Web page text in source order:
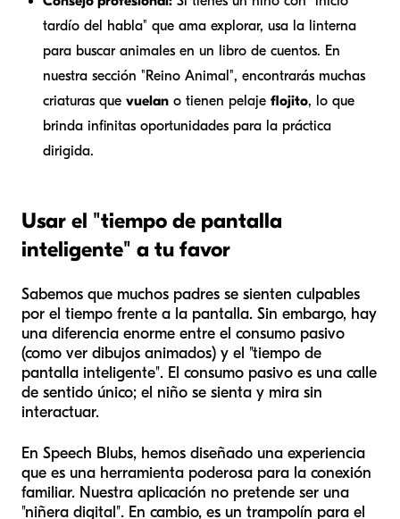
tardío del habla" que ama explorar, usa la linterna
para buscar animales en un libro de cuentos. En
nuestra sección "Reino Animal", encontrarás muchas
criaturas que vuelan o tienen pelaje flojito, lo que
brinda infinitas oportunidades para la práctica
dirigida.
Usar el "tiempo de pantalla
inteligente" a tu favor
Sabemos que muchos padres se sienten culpables
por el tiempo frente a la pantalla. Sin embargo, hay
una diferencia enorme entre el consumo pasivo
(como ver dibujos animados) y el "tiempo de
pantalla inteligente". El consumo pasivo es una calle
de sentido único; el niño se sienta y mira sin
interactuar.
En Speech Blubs, hemos diseñado una experiencia
que es una herramienta poderosa para la conexión
familiar. Nuestra aplicación no pretende ser una
"niñera digital". En cambio, es un trampolín para el